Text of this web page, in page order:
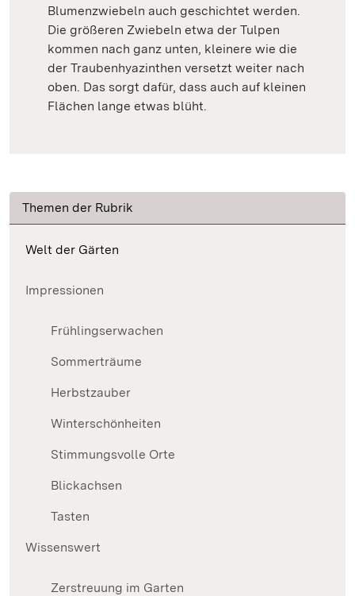
Blumenzwiebeln auch geschichtet werden.
Die größeren Zwiebeln etwa der Tulpen
kommen nach ganz unten, kleinere wie die
der Traubenhyazinthen versetzt weiter nach
oben. Das sorgt dafür, dass auch auf kleinen
Flächen lange etwas blüht.
Themen der Rubrik
Welt der Gärten
Impressionen
Frühlingserwachen
Sommerträume
Herbstzauber
Winterschönheiten
Stimmungsvolle Orte
Blickachsen
Tasten
Wissenswert
Zerstreuung im Garten